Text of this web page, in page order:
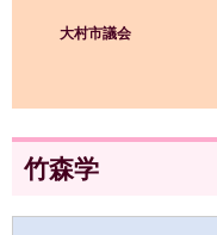
大村市議会
竹森学